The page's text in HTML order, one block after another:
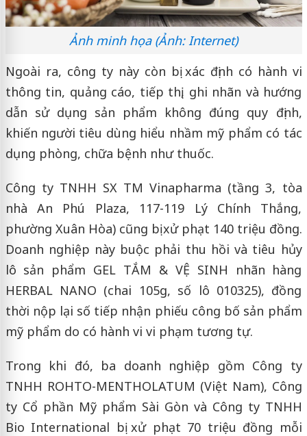
Ảnh minh họa (Ảnh: Internet)
Ngoài ra, công ty này còn bị xác định có hành vi
thông tin, quảng cáo, tiếp thị, ghi nhãn và hướng
dẫn sử dụng sản phẩm không đúng quy định,
khiến người tiêu dùng hiểu nhầm mỹ phẩm có tác
dụng phòng, chữa bệnh như thuốc.
Công ty TNHH SX TM Vinapharma (tầng 3, tòa
nhà An Phú Plaza, 117-119 Lý Chính Thắng,
phường Xuân Hòa) cũng bị xử phạt 140 triệu đồng.
Doanh nghiệp này buộc phải thu hồi và tiêu hủy
lô sản phẩm GEL TẮM & VỆ SINH nhãn hàng
HERBAL NANO (chai 105g, số lô 010325), đồng
thời nộp lại số tiếp nhận phiếu công bố sản phẩm
mỹ phẩm do có hành vi vi phạm tương tự.
Trong khi đó, ba doanh nghiệp gồm Công ty
TNHH ROHTO-MENTHOLATUM (Việt Nam), Công
ty Cổ phần Mỹ phẩm Sài Gòn và Công ty TNHH
Bio International bị xử phạt 70 triệu đồng mỗi